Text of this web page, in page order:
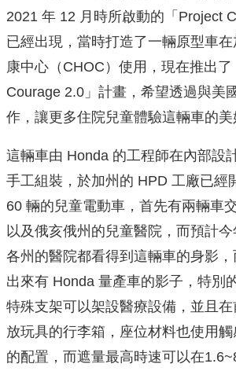
2021 年 12 月時所啟動的「Project
已經出現，當時打造了一輛原型車
康中心（CHOC）使用，現在推出
Courage 2.0」計畫，希望透過與美
作，讓更多住院兒童體驗這輛車的美
這輛車由 Honda 的工程師在內部設
手工組裝，於加州的 HPD 工廠已經
60 輛的兒童電動車，首先有兩輛車
以及俄亥俄州的兒童醫院，而預計
各州的醫院都看得到這輛車的身影
出來有 Honda 量產車的影子，特別
特殊支架可以架設醫療設備，並且
放玩具的行李箱，座位材料也使用
的配置，而遮量最高時速可以在